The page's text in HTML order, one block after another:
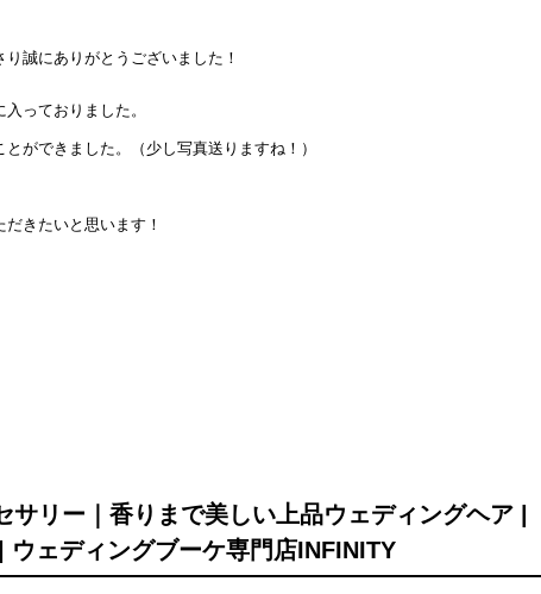
誠にありがとうございました！
っておりました。
ができました。（少し写真送りますね！）
きたいと思います！
サリー｜香りまで美しい上品ウェディングヘア |
ウェディングブーケ専門店INFINITY